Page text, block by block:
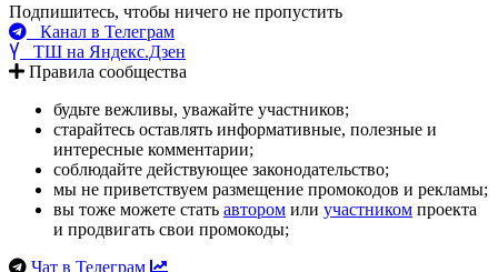
Подпишитесь, чтобы ничего не пропустить
Канал в Телеграм
ТШ на Яндекс.Дзен
Правила сообщества
будьте вежливы, уважайте участников;
старайтесь оставлять информативные, полезные и
интересные комментарии;
соблюдайте действующее законодательство;
мы не приветствуем размещение промокодов и рекламы;
вы тоже можете стать автором или участником проекта
и продвигать свои промокоды;
Чат в Телеграм